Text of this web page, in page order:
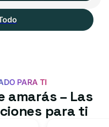
PARA TI
amarás – Las
para ti